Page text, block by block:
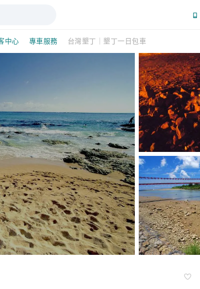
中心 專車服務 台灣墾丁｜墾丁一日包車